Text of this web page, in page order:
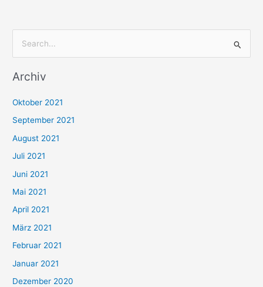
c
n
n
a
c
h
:
Archiv
Oktober 2021
September 2021
August 2021
Juli 2021
Juni 2021
Mai 2021
April 2021
März 2021
Februar 2021
Januar 2021
Dezember 2020